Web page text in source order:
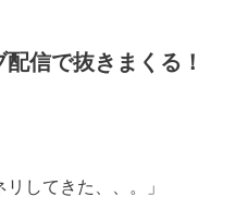
信で抜きまくる！
してきた、、。」